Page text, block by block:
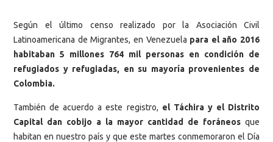
Según el último censo realizado por la Asociación Civil
Latinoamericana de Migrantes, en Venezuela para el año 2016
habitaban 5 millones 764 mil personas en condición de
refugiados y refugiadas, en su mayoría provenientes de
Colombia.
También de acuerdo a este registro, el Táchira y el Distrito
Capital dan cobijo a la mayor cantidad de foráneos que
habitan en nuestro país y que este martes conmemoraron el Día